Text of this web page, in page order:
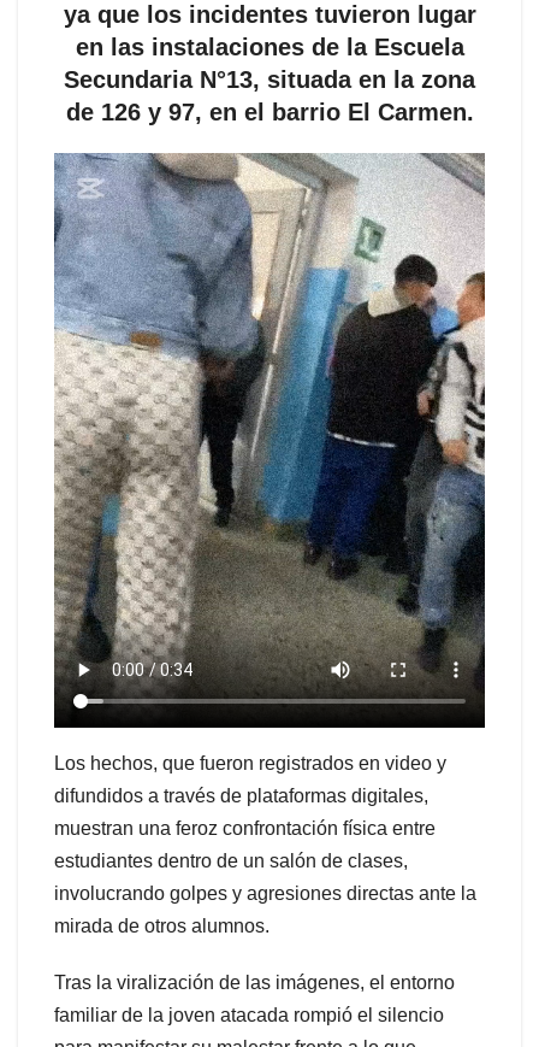
ya que los incidentes tuvieron lugar
en las instalaciones de la Escuela
Secundaria N°13, situada en la zona
de 126 y 97, en el barrio El Carmen.
Los hechos, que fueron registrados en video y
difundidos a través de plataformas digitales,
muestran una feroz confrontación física entre
estudiantes dentro de un salón de clases,
involucrando golpes y agresiones directas ante la
mirada de otros alumnos.
Tras la viralización de las imágenes, el entorno
familiar de la joven atacada rompió el silencio